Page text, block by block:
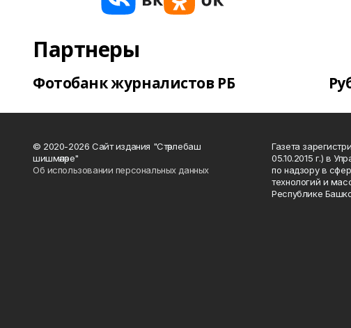
Партнеры
Фотобанк журналистов РБ
© 2020-2026 Сайт издания "Стәрлебаш
шишмәләре"
Об использовании персональных данных
Газета
05.10.2015 г.) в
по надзору в
технологий и
Республике